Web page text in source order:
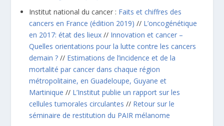
Institut national du cancer : Faits et chiffres des
cancers en France (édition 2019) // L’oncogénétique
en 2017: état des lieux // Innovation et cancer –
Quelles orientations pour la lutte contre les cancers
demain ? // Estimations de l’incidence et de la
mortalité par cancer dans chaque région
métropolitaine, en Guadeloupe, Guyane et
Martinique // L’Institut publie un rapport sur les
cellules tumorales circulantes // Retour sur le
séminaire de restitution du PAIR mélanome